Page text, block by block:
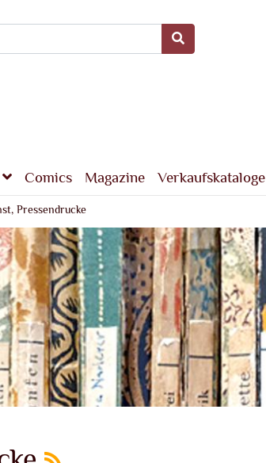
Comics Magazine Verkaufskataloge
Pressendrucke